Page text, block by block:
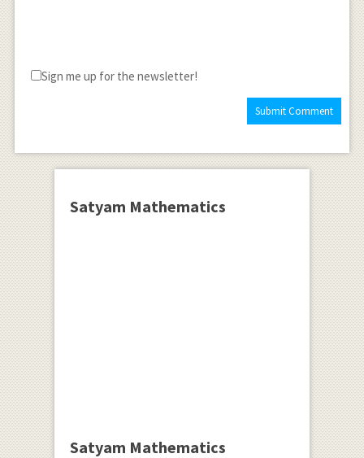
Sign me up for the newsletter!
Satyam Mathematics
Satyam Mathematics